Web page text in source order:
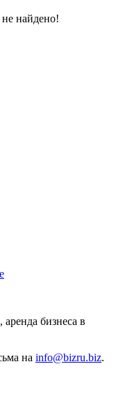
найдено!
бизнеса в
на info@bizru.biz.